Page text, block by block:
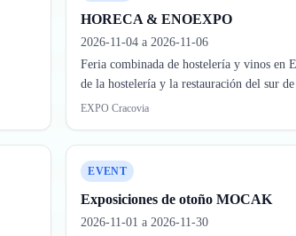
HORECA & ENOEXPO
2026-11-04 a 2026-11-06
Feria combinada de hostelería y vinos en
de la hostelería y la restauración del sur
EXPO Cracovia
EVENT
Exposiciones de otoño MOCAK
2026-11-01 a 2026-11-30